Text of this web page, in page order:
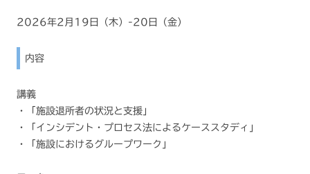
2026年2月19日（木）-20日（金）
内容
講義
・「施設退所者の状況と支援」
・「インシデント・プロセス法によるケーススタディ」
・「施設におけるグループワーク」